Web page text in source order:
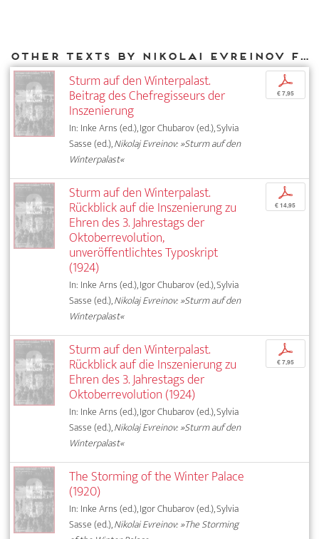
Other texts by Nikolai Evreinov for DIAPHANES
Sturm auf den Winterpalast.
Beitrag des Chefregisseurs der
Inszenierung
In: Inke Arns (ed.), Igor Chubarov (ed.), Sylvia
Sasse (ed.),Nikolaj Evreinov: »Sturm auf den
Winterpalast«
p
€ 7,95
Sturm auf den Winterpalast.
Rückblick auf die Inszenierung zu
Ehren des 3. Jahrestags der
Oktoberrevolution,
unveröffentlichtes Typoskript
(1924)
In: Inke Arns (ed.), Igor Chubarov (ed.), Sylvia
Sasse (ed.),Nikolaj Evreinov: »Sturm auf den
Winterpalast«
p
€ 14,95
Sturm auf den Winterpalast.
Rückblick auf die Inszenierung zu
Ehren des 3. Jahrestags der
Oktoberrevolution (1924)
In: Inke Arns (ed.), Igor Chubarov (ed.), Sylvia
Sasse (ed.),Nikolaj Evreinov: »Sturm auf den
Winterpalast«
p
€ 7,95
The Storming of the Winter Palace
(1920)
In: Inke Arns (ed.), Igor Chubarov (ed.), Sylvia
Sasse (ed.),Nikolai Evreinov: »The Storming